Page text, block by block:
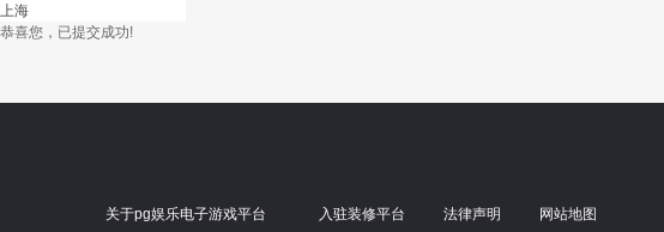
恭喜您，已提交成功!
关于pg娱乐电子游戏平台 入驻装修平台 法律声明 网站地图